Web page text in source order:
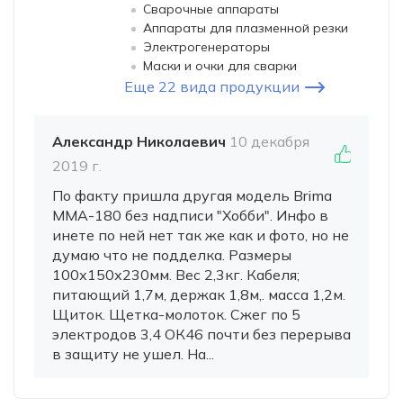
Сварочные аппараты
Аппараты для плазменной резки
Электрогенераторы
Маски и очки для сварки
Еще 22 вида продукции
Александр Николаевич 10 декабря
2019 г.
По факту пришла другая модель Brima
MMA-180 без надписи "Хобби". Инфо в
инете по ней нет так же как и фото, но не
думаю что не подделка. Размеры
100х150х230мм. Вес 2,3кг. Кабеля;
питающий 1,7м, держак 1,8м,. масса 1,2м.
Щиток. Щетка-молоток. Сжег по 5
электродов 3,4 ОК46 почти без перерыва
в защиту не ушел. На...